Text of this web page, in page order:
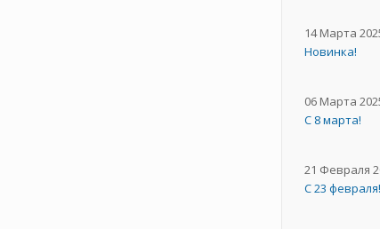
14 Марта
Новинка!
06 Марта
С 8 марта!
21 Февраля
С 23 февраля!